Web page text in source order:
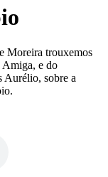
Moreira trouxemos
Amiga, e do
Aurélio, sobre a